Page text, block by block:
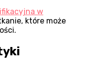
w
które może